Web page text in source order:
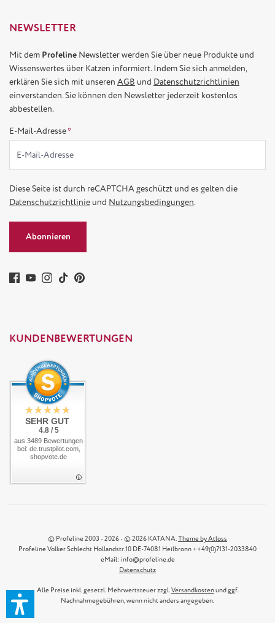
NEWSLETTER
Mit dem Profeline Newsletter werden Sie über neue Produkte und
Wissenswertes über Katzen informiert. Indem Sie sich anmelden,
erklären Sie sich mit unseren AGB und Datenschutzrichtlinien
einverstanden. Sie können den Newsletter jederzeit kostenlos
abbestellen.
E-Mail-Adresse*
Diese Seite ist durch reCAPTCHA geschützt und es gelten die
Datenschutzrichtlinieund Nutzungsbedingungen.
Abonnieren
KUNDENBEWERTUNGEN
SEHR GUT
4.8 / 5
aus 3489 Bewertungen
bei: de.trustpilot.com,
shopvote.de
© Profeline 2003 - 2026 - © 2026 KATANA.Theme by Atloss
Profeline Volker Schlecht Hollandstr.10 DE-74081 Heilbronn ++49(0)7131-2033840
eMail: info@profeline.de
Datenschutz
Alle Preise inkl. gesetzl. Mehrwertsteuer zzgl.Versandkostenund ggf.
Nachnahmegebühren, wenn nicht anders angegeben.